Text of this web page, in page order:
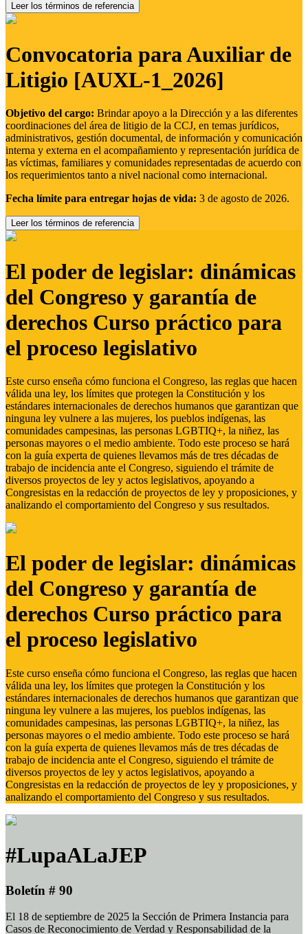
Leer los términos de referencia
Convocatoria para Auxiliar de
Litigio [AUXL-1_2026]
Objetivo del cargo: Brindar apoyo a la Dirección y a las diferentes
coordinaciones del área de litigio de la CCJ, en temas jurídicos,
administrativos, gestión documental, de información y comunicación
interna y externa en el acompañamiento y representación jurídica de
las víctimas, familiares y comunidades representadas de acuerdo con
los requerimientos tanto a nivel nacional como internacional.
Fecha límite para entregar hojas de vida: 3 de agosto de 2026.
Leer los términos de referencia
El poder de legislar: dinámicas
del Congreso y garantía de
derechos Curso práctico para
el proceso legislativo
Este curso enseña cómo funciona el Congreso, las reglas que hacen
válida una ley, los límites que protegen la Constitución y los
estándares internacionales de derechos humanos que garantizan que
ninguna ley vulnere a las mujeres, los pueblos indígenas, las
comunidades campesinas, las personas LGBTIQ+, la niñez, las
personas mayores o el medio ambiente. Todo este proceso se hará
con la guía experta de quienes llevamos más de tres décadas de
trabajo de incidencia ante el Congreso, siguiendo el trámite de
diversos proyectos de ley y actos legislativos, apoyando a
Congresistas en la redacción de proyectos de ley y proposiciones, y
analizando el comportamiento del Congreso y sus resultados.
El poder de legislar: dinámicas
del Congreso y garantía de
derechos Curso práctico para
el proceso legislativo
Este curso enseña cómo funciona el Congreso, las reglas que hacen
válida una ley, los límites que protegen la Constitución y los
estándares internacionales de derechos humanos que garantizan que
ninguna ley vulnere a las mujeres, los pueblos indígenas, las
comunidades campesinas, las personas LGBTIQ+, la niñez, las
personas mayores o el medio ambiente. Todo este proceso se hará
con la guía experta de quienes llevamos más de tres décadas de
trabajo de incidencia ante el Congreso, siguiendo el trámite de
diversos proyectos de ley y actos legislativos, apoyando a
Congresistas en la redacción de proyectos de ley y proposiciones, y
analizando el comportamiento del Congreso y sus resultados.
#LupaALaJEP
Boletín # 90
El 18 de septiembre de 2025 la Sección de Primera Instancia para
Casos de Reconocimiento de Verdad y Responsabilidad de la